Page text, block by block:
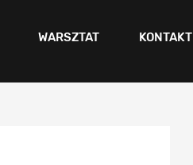
WARSZTAT KONTAKT